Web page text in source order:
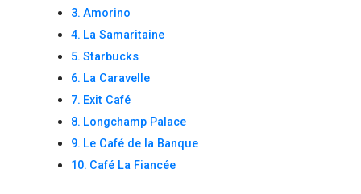
Amorino
La Samaritaine
Starbucks
La Caravelle
Exit Café
Longchamp Palace
Le Café de la Banque
Café La Fiancée